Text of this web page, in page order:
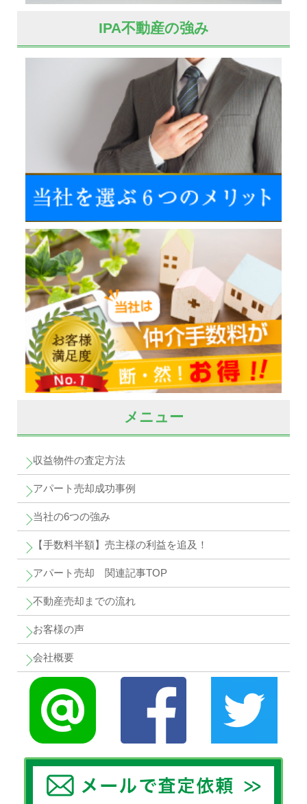
IPA不動産の強み
メニュー
収益物件の査定方法
アパート売却成功事例
当社の6つの強み
【手数料半額】売主様の利益を追及！
アパート売却 関連記事TOP
不動産売却までの流れ
お客様の声
会社概要